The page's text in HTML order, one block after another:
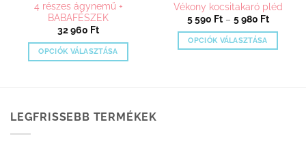
4 részes ágynemű +
BABAFÉSZEK
32 960 Ft
OPCIÓK VÁLASZTÁSA
több
variációja
Vékony kocsitakaró pléd
5 590 Ft – 5 980 Ft
590 Ft
OPCIÓK VÁLASZTÁSA
LEGFRISSEBB TERMÉKEK